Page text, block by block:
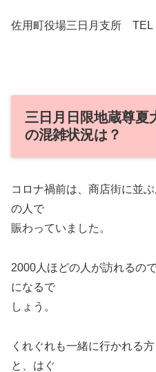
佐用町役場三日月支所 TEL
三日月日限地蔵尊夏
の混雑状況は？
コロナ禍前は、商店街に並
の人で
賑わっていました。
2000人ほどの人が訪れるの
になるで
しょう。
くれぐれも一緒に行かれる
と、はぐ